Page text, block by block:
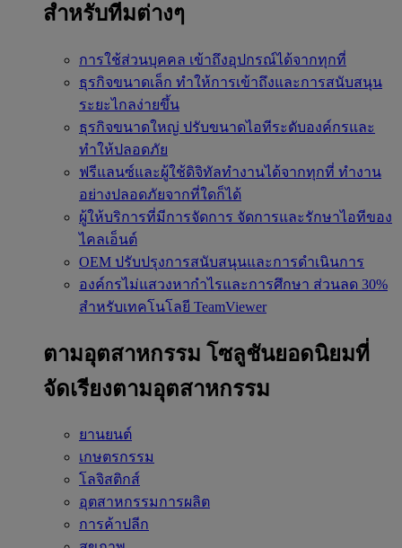
สำหรับทีมต่างๆ
การใช้ส่วนบุคคล เข้าถึงอุปกรณ์ได้จากทุกที่
ธุรกิจขนาดเล็ก ทำให้การเข้าถึงและการสนับสนุน
ระยะไกลง่ายขึ้น
ธุรกิจขนาดใหญ่ ปรับขนาดไอทีระดับองค์กรและ
ทำให้ปลอดภัย
ฟรีแลนซ์และผู้ใช้ดิจิทัลทำงานได้จากทุกที่ ทำงาน
อย่างปลอดภัยจากที่ใดก็ได้
ผู้ให้บริการที่มีการจัดการ จัดการและรักษาไอทีของ
ไคลเอ็นต์
OEM ปรับปรุงการสนับสนุนและการดำเนินการ
องค์กรไม่แสวงหากำไรและการศึกษา ส่วนลด 30%
สำหรับเทคโนโลยี TeamViewer
ตามอุตสาหกรรม โซลูชันยอดนิยมที่
จัดเรียงตามอุตสาหกรรม
ยานยนต์
เกษตรกรรม
โลจิสติกส์
อุตสาหกรรมการผลิต
การค้าปลีก